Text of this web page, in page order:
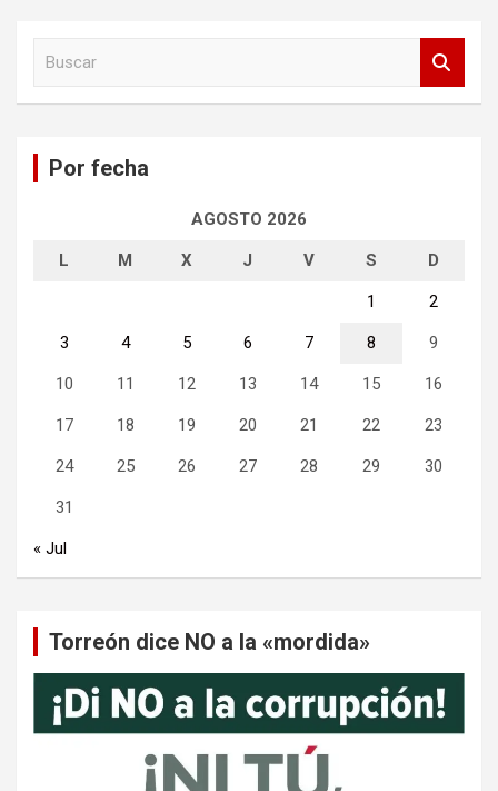
Por fecha
AGOSTO 2026
L M X J V S D
1 2
3 4 5 6 7 8 9
10 11 12 13 14 15 16
17 18 19 20 21 22 23
24 25 26 27 28 29 30
31
« Jul
Torreón dice NO a la «mordida»